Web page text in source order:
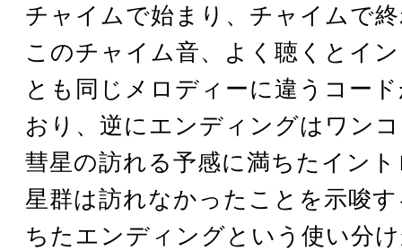
チャイムで始まり、チャイムで
このチャイム音、よく聴くとイ
とも同じメロディーに違うコー
おり、逆にエンディングはワン
彗星の訪れる予感に満ちたイン
星群は訪れなかったことを示唆
ちたエンディングという使い分